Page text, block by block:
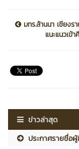
มทร.ล้านนา เชียง
แนะแนวเข้
ข่าวล่าสุด
ประกาศรายชื่อ